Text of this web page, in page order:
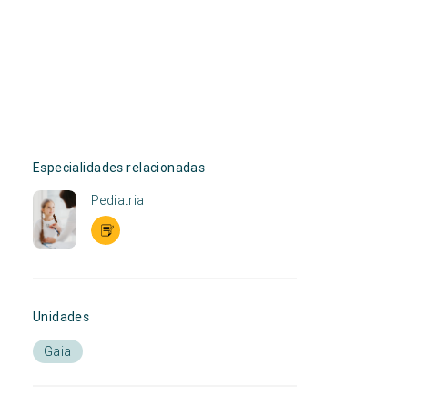
Especialidades relacionadas
Pediatria
Unidades
Gaia